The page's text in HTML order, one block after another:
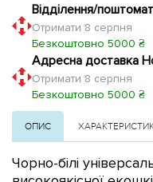
Відділення/
Отримати 8 серпня
Безкоштовно 5000 ₴
Адресна доставка
Отримати 8 серпня
Безкоштовно 5000 ₴
ОПИС
Чорно-білі